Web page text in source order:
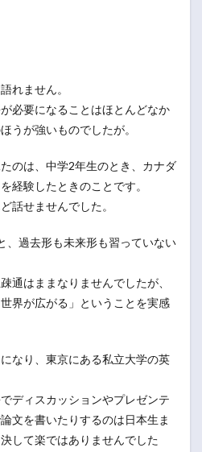
れません。
必要になることはほとんどなか
うが強いものでしたが。
のは、中学2年生のとき、カナダ
経験したときのことです。
話せませんでした。
、過去形も未来形も習っていない
通はままなりませんでしたが、
界が広がる」ということを実感
なり、東京にある私立大学の英
ディスカッションやプレゼンテ
文を書いたりするのは日本生ま
して楽ではありませんでした